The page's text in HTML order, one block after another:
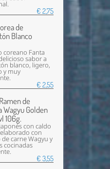
€ 2,75
de
Blanco
coreano Fanta
sabor a
blanco, ligero,
y muy
€ 2,55
de
Wagyu Golden
106g.
con caldo
con
carne Wagyu y
cocinadas
€ 3,55